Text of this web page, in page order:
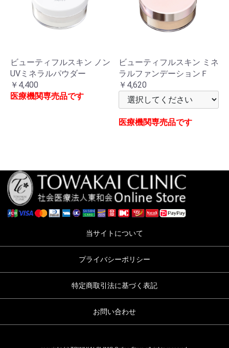
ビューティフルスキン ノン
UVミネラルパウダー
￥4,400
医療機関専売品です
ビューティフルスキン ミネ
ラルファンデーションＦ
￥4,620
医療機関専売品です
当サイトについて
プライバシーポリシー
特定商取引法に基づく表記
お問い合わせ